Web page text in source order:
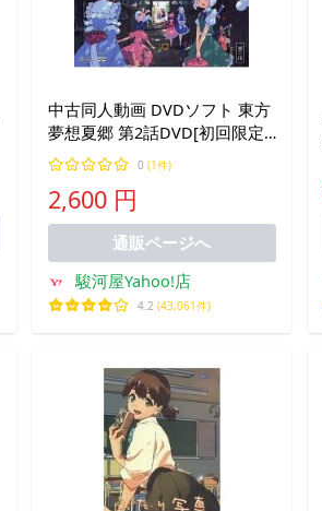
中古同人動画 DVDソフト 東方
夢想夏郷 第2話DVD[初回限定
仕様/会場特典BOX無] / 舞風
(MAIKAZE)
0 (1件)
2,600 円
通販ページへ
駿河屋Yahoo!店
4.2 (43,061件)